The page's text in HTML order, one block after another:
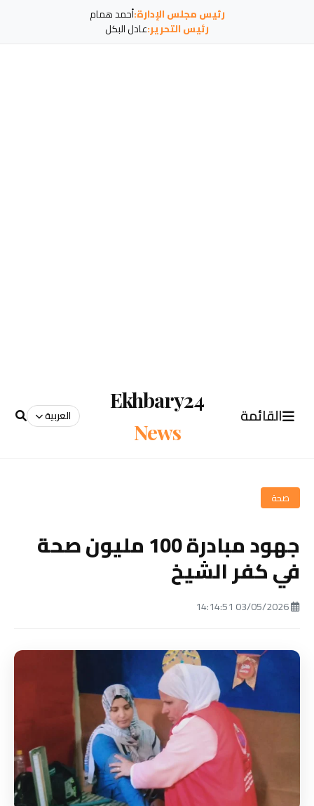
رئيس مجلس الإدارة:أحمد همام
رئيس التحرير:عادل البكل
القائمة
Ekhbary24
News
العربية
صحة
جهود مبادرة 100 مليون صحة
في كفر الشيخ